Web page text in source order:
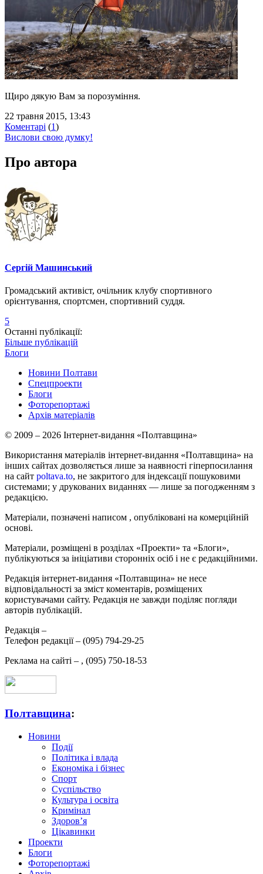
Щиро дякую Вам за порозуміння.
22 травня 2015, 13:43
Коментарі (1)
Вислови свою думку!
Про автора
Сергій Машинський
Громадський активіст, очільник клубу спортивного
орієнтування, спортсмен, спортивний суддя.
5
Останні публікації:
Більше публікацій
Блоги
Новини Полтави
Спецпроекти
Блоги
Фоторепортажі
Архів матеріалів
© 2009 – 2026 Інтернет-видання «Полтавщина»
Використання матеріалів інтернет-видання «Полтавщина» на
інших сайтах дозволяється лише за наявності гіперпосилання
на сайт poltava.to, не закритого для індексації пошуковими
системами; у друкованих виданнях — лише за погодженням з
редакцією.
Матеріали, позначені написом , опубліковані на комерційній
основі.
Матеріали, розміщені в розділах «Проекти» та «Блоги»,
публікуються за ініціативи сторонніх осіб і не є редакційними.
Редакція інтернет-видання «Полтавщина» не несе
відповідальності за зміст коментарів, розміщених
користувачами сайту. Редакція не завжди поділяє погляди
авторів публікацій.
Редакція –
Телефон редакції – (095) 794-29-25
Реклама на сайті – , (095) 750-18-53
Полтавщина:
Новини
Події
Політика і влада
Економіка і бізнес
Спорт
Суспільство
Культура і освіта
Кримінал
Здоров’я
Цікавинки
Проекти
Блоги
Фоторепортажі